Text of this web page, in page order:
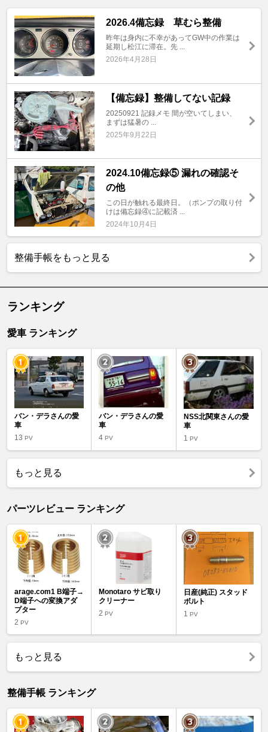
2026.4備忘録 草むら整備
昨年は身内に不幸があってGW中の作業は
延期し松江に滞在。先 ...
2026年4月28日
【備忘録】整備してない記録
20250921 記録メモ 間が空いてしまい、
まずは猛暑の ...
2025年9月22日
2024.10備忘録⑤ 漏れの確認そ
の他
この日が触れる最終日。（ポンプの取り付
けは備忘録④に記載済 ...
2024年10月4日
整備手帳をもっと見る
ランキング
愛車 ランキング
バン・デラさんの愛
車
13 PV
バン・デラさんの愛
車
4PV
NSS北関東さんの愛
車
1 PV
もっと見る
パーツレビュー ランキング
arage.com1 B端子→
D端子への変換アダ
プター
2 PV
Monotaro サビ取り
クリーナー
2PV
日産(純正) スタッド
ボルト
1 PV
もっと見る
整備手帳 ランキング